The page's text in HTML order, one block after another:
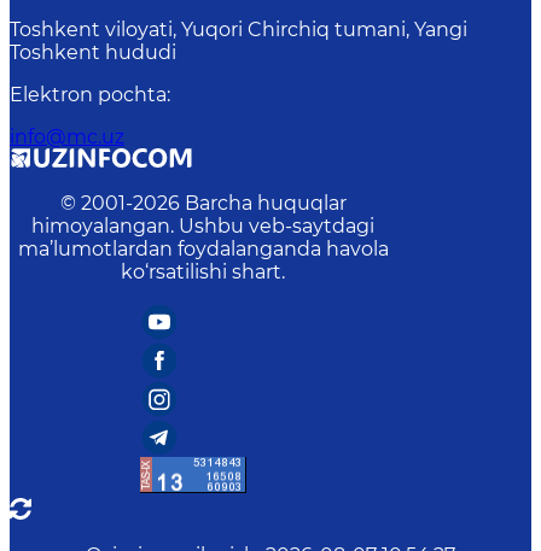
Toshkent viloyati, Yuqori Chirchiq tumani, Yangi
Toshkent hududi
Elektron pochta:
info@mc.uz
© 2001-2026 Barcha huquqlar
himoyalangan. Ushbu veb-saytdagi
ma’lumotlardan foydalanganda havola
ko‘rsatilishi shart.